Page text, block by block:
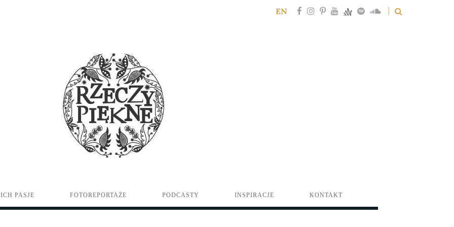
EN
PASJE FOTOREPORTAŻE PODCASTY INSPIRACJE KONTAKT